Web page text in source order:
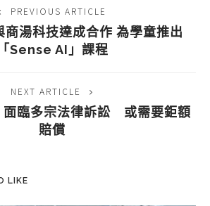
PREVIOUS ARTICLE
湯科技達成合作 為學童推出
「Sense AI」課程
NEXT ARTICLE
臨多宗法律訴訟 或需要鉅額
賠償
LIKE